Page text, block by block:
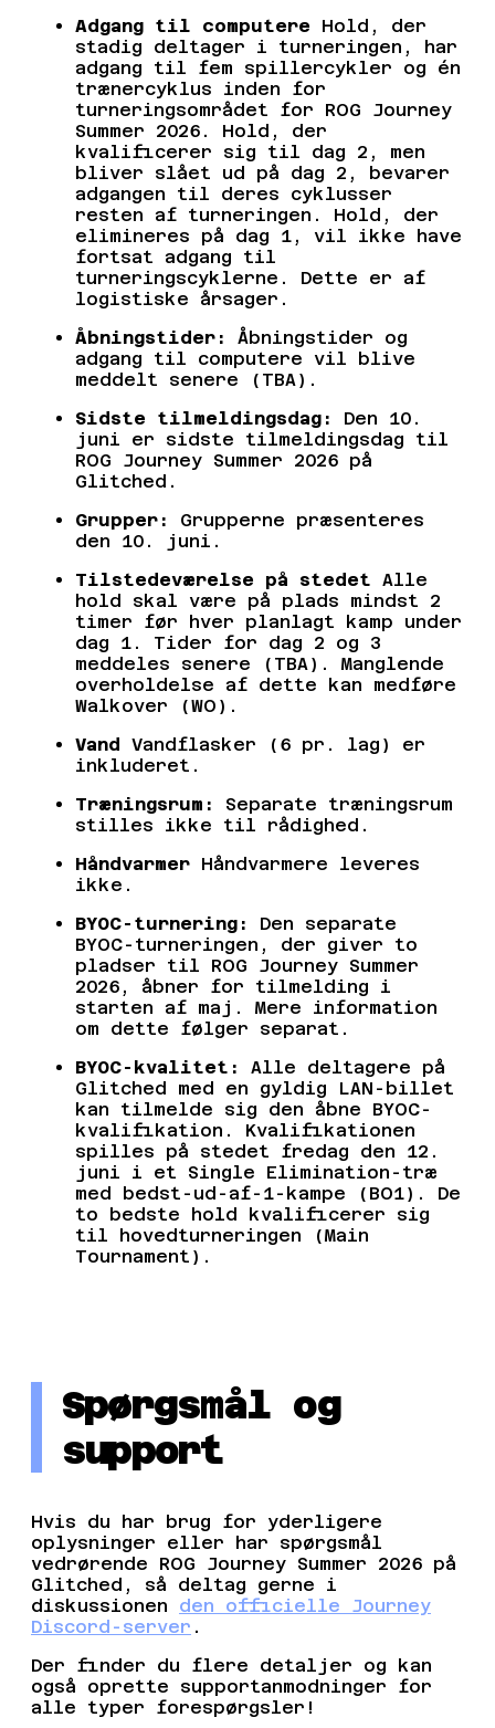
Adgang til computere Hold, der
stadig deltager i turneringen, har
adgang til fem spillercykler og én
trænercyklus inden for
turneringsområdet for ROG Journey
Summer 2026. Hold, der
kvalificerer sig til dag 2, men
bliver slået ud på dag 2, bevarer
adgangen til deres cyklusser
resten af turneringen. Hold, der
elimineres på dag 1, vil ikke have
fortsat adgang til
turneringscyklerne. Dette er af
logistiske årsager.
Åbningstider:
Åbningstider og
adgang til computere vil blive
meddelt senere (TBA).
Sidste tilmeldingsdag:
Den 10.
juni er sidste tilmeldingsdag til
ROG Journey Summer 2026 på
Glitched.
Grupper:
Grupperne præsenteres
den 10. juni.
Tilstedeværelse på stedet Alle
hold skal være på plads mindst 2
timer før hver planlagt kamp under
dag 1. Tider for dag 2 og 3
meddeles senere (TBA). Manglende
overholdelse af dette kan medføre
Walkover (WO).
Vand Vandflasker (6 pr. lag) er
inkluderet.
Træningsrum:
Separate træningsrum
stilles ikke til rådighed.
Håndvarmer Håndvarmere leveres
ikke.
BYOC-turnering:
Den separate
BYOC-turneringen, der giver to
pladser til ROG Journey Summer
2026, åbner for tilmelding i
starten af maj. Mere information
om dette følger separat.
BYOC-kvalitet:
Alle deltagere på
Glitched med en gyldig LAN-billet
kan tilmelde sig den åbne BYOC-
kvalifikation. Kvalifikationen
spilles på stedet fredag den 12.
juni i et Single Elimination-træ
med bedst-ud-af-1-kampe (BO1). De
to bedste hold kvalificerer sig
til hovedturneringen (Main
Tournament).
Spørgsmål og
support
Hvis du har brug for yderligere
oplysninger eller har spørgsmål
vedrørende ROG Journey Summer 2026 på
Glitched, så deltag gerne i
diskussionen den officielle Journey
Discord-server .
Der finder du flere detaljer og kan
også oprette supportanmodninger for
alle typer forespørgsler!